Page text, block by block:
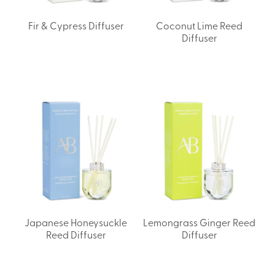
Fir & Cypress Diffuser
Coconut Lime Reed
Diffuser
Japanese Honeysuckle
Reed Diffuser
Lemongrass Ginger Reed
Diffuser